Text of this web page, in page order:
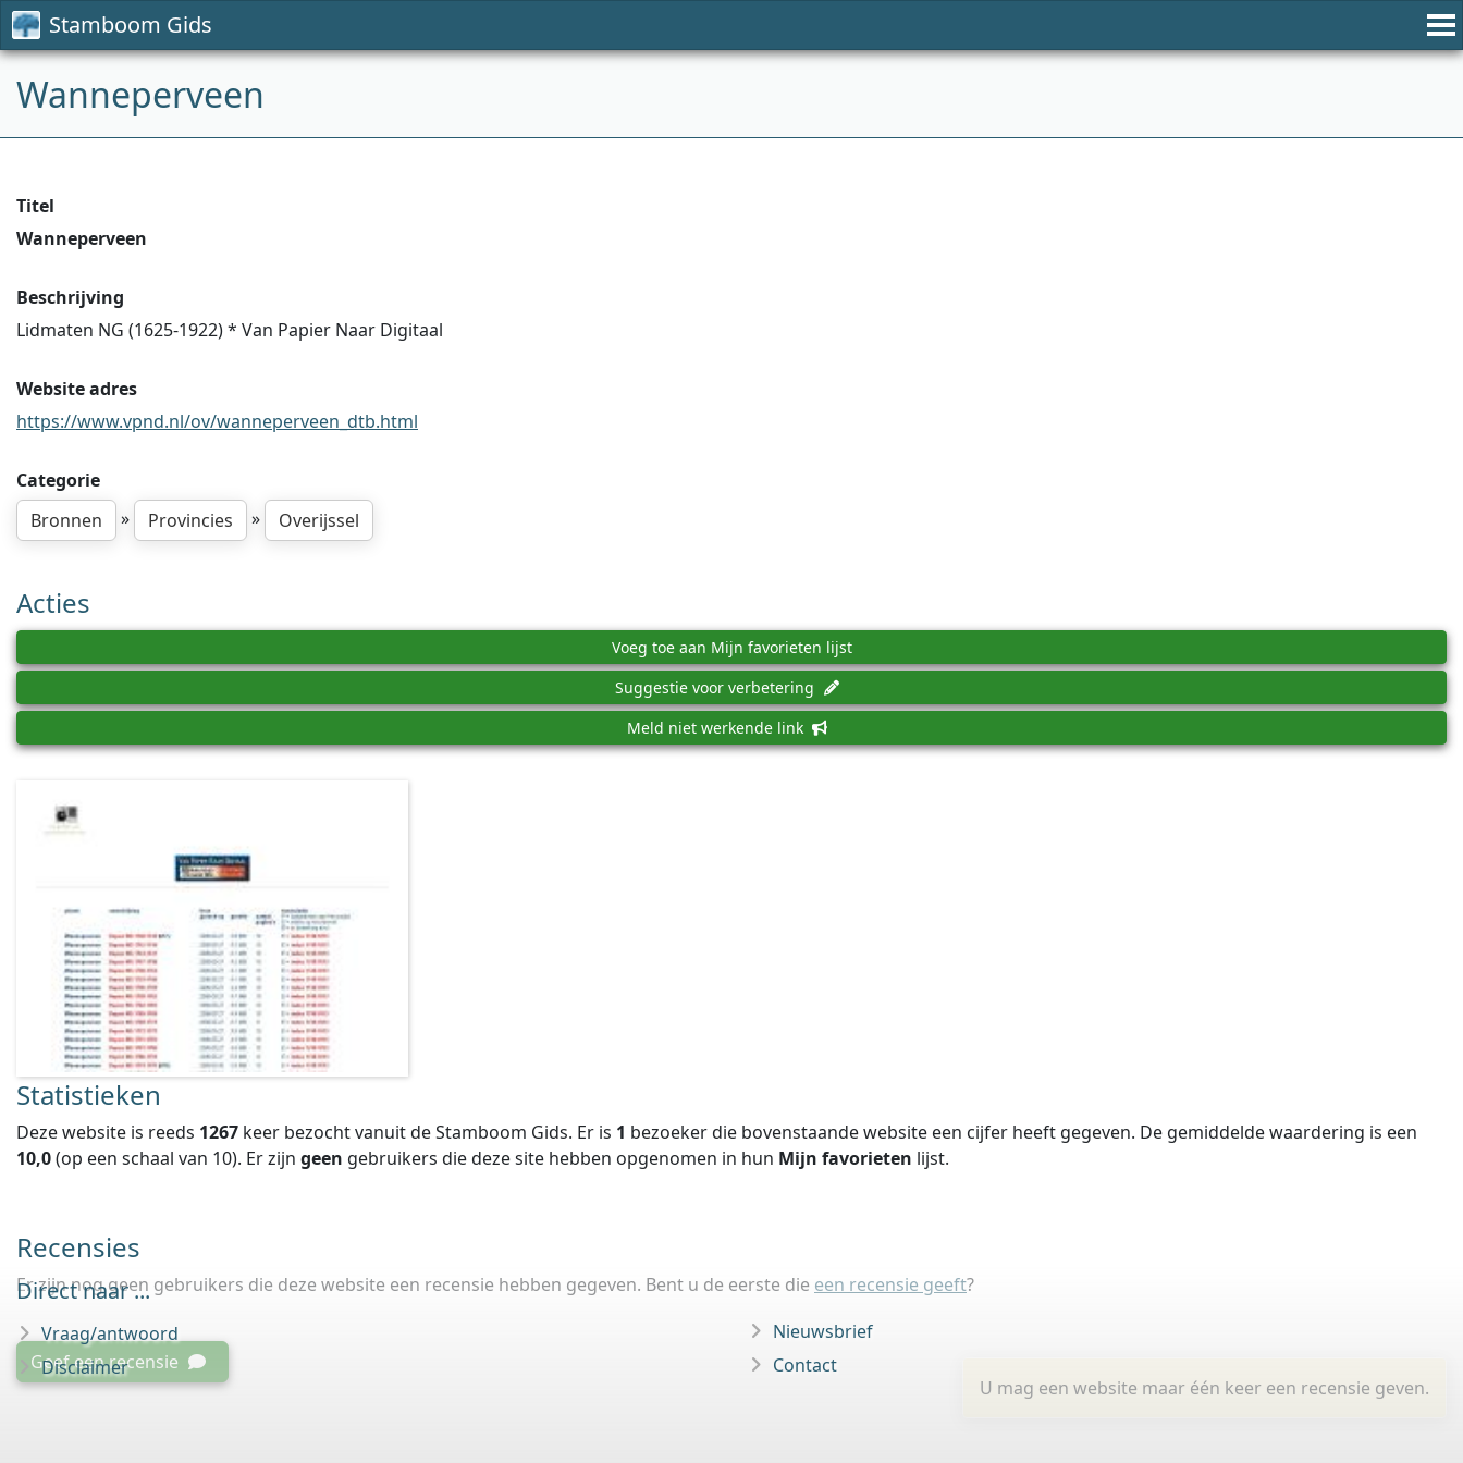
Stamboom Gids
Wanneperveen
Titel
Wanneperveen
Beschrijving
Lidmaten NG (1625-1922) * Van Papier Naar Digitaal
Website adres
https://www.vpnd.nl/ov/wanneperveen_dtb.html
Categorie
Bronnen
» Provincies » Overijssel
Acties
Voeg toe aan Mijn favorieten lijst
Suggestie voor verbetering
Meld niet werkende link
Statistieken
Deze website is reeds 1267 keer bezocht vanuit de Stamboom Gids. Er is 1 bezoeker die bovenstaande website een cijfer heeft gegeven. De gemiddelde waardering is een
10,0(op een schaal van 10). Er zijn geen gebruikers die deze site hebben opgenomen in hun Mijn favorieten lijst.
Recensies
Er zijn nog geen gebruikers die deze website een recensie hebben gegeven. Bent u de eerste die een recensie geeft?
U mag een website maar één keer een recensie geven.
Geef een recensie
Direct naar ...
Vraag/antwoord
Disclaimer
Nieuwsbrief
Contact